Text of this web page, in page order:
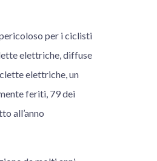
per i ciclisti
elettriche, diffuse
elettriche, un
feriti, 79 dei
all’anno